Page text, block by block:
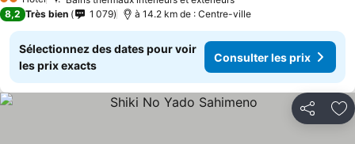
2 Étoiles
8,2 Très bien 1 079 à 14.2 km de : Centre-ville
Sélectionnez des dates pour voir
les prix exacts
Consulter les prix
Partager